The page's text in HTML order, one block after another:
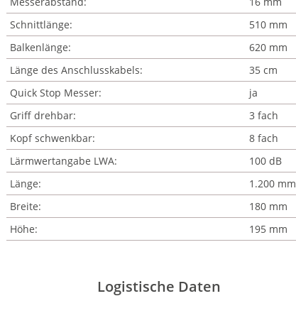
Schnittlänge:
510 mm
Balkenlänge:
620 mm
Länge des Anschlusskabels:
35 cm
Quick Stop Messer:
ja
Griff drehbar:
3 fach
Kopf schwenkbar:
8 fach
Lärmwertangabe LWA:
100 dB
Länge:
1.200 mm
Breite:
180 mm
Höhe:
195 mm
Logistische Daten